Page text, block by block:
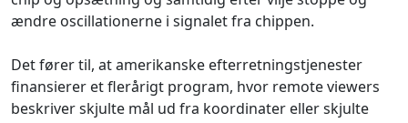
ændre oscillationerne i signalet fra chippen.
Det fører til, at amerikanske efterretningstjenester
finansierer et flerårigt program, hvor remote viewers
beskriver skjulte mål ud fra koordinater eller skjulte